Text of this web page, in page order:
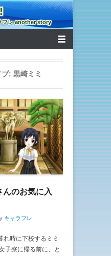
フレ another story
ブ: 黒崎ミミ
んのお気に入
キャラフレ
れ時に下校するミミ
子寮に帰る前に、と